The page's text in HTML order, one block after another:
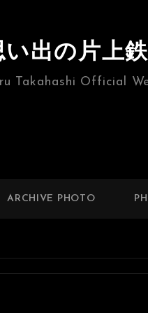
い出の片上
Takahashi Official
ARCHIVE PHOTO